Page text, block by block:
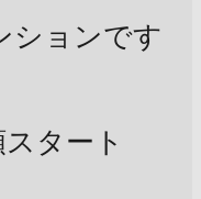
ションです
タート